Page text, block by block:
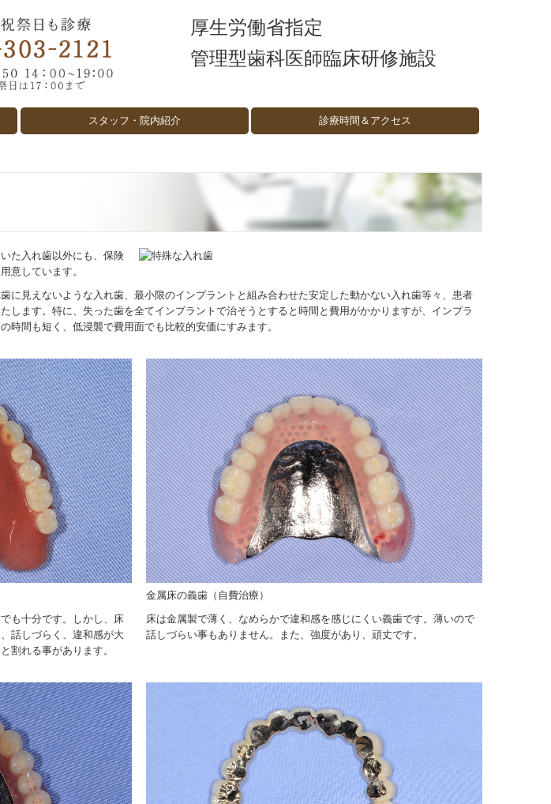
厚生労働省指定
管理型歯科医師臨床研修施設
スタッフ・院内紹介 診療時間＆アクセス
た入れ歯以外にも、保険
意しています。
に見えないような入れ歯、最小限のインプラントと組み合わせた安定した動かない入れ歯等々、患者
します。特に、失った歯を全てインプラントで治そうとすると時間と費用がかかりますが、インプラ
時間も短く、低浸襲で費用面でも比較的安価にすみます。
も十分です。しかし、床
話しづらく、違和感が大
割れる事があります。
金属床の義歯（自費治療）
床は金属製で薄く、なめらかで違和感を感じにくい義歯です。薄いので
話しづらい事もありません。また、強度があり、頑丈です。